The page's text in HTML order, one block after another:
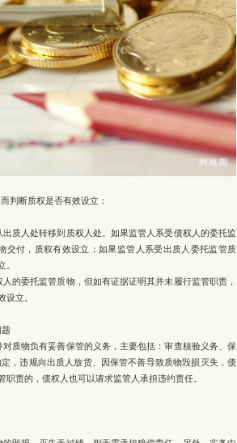
判断质权是否有效设立：
质人处转移到质权人处。如果监管人系受债权人的委托监
付，质权有效设立；如果监管人系受出质人委托监管质
。
委托监管质物，但如有证据证明其并未履行监管职责，
设立。
质物负有妥善保管的义务，主要包括：审查核验义务、保
，违规向出质人放货、因保管不善导致质物毁损灭失，债
责的，债权人也可以请求监管人承担违约责任。